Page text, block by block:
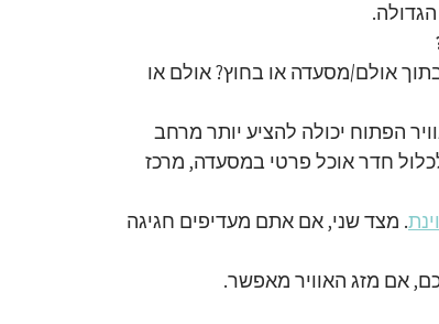
אולם/מסעדה או בחוץ? אולם או
הפתוח יכולה להציע יותר מרחב
חדר אוכל פרטי במסעדה, מרכז
. מצד שני, אם אתם מעדיפים חגיגה
אם מזג האוויר מאפשר.